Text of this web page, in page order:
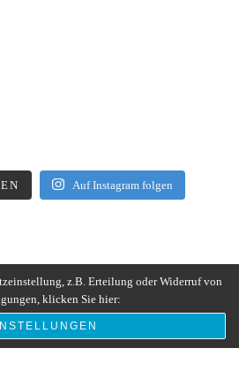
Auf Instagram folgen
z.B. Erteilung oder Widerruf von
klicken Sie hier: